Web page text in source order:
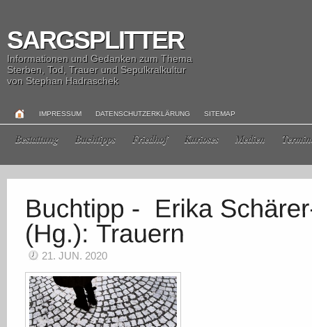
SARGSPLITTER
Informationen und Gedanken zum Thema
Sterben, Tod, Trauer und Sepulkralkultur
von Stephan Hadraschek
IMPRESSUM DATENSCHUTZERKLÄRUNG SITEMAP
Bestattung Buchtipps Friedhof Kurioses Medien
21. JUN. 2020